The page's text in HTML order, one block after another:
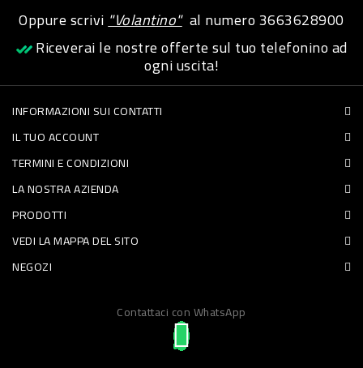
PET
FOOD
FRESCHI
PIATTI
PRONTI
E
CONDIMENTI
Oppure scrivi"Volantino"al numero3663628900
Riceverai le nostre offerte sul tuo telefonino ad
ogni uscita!
INFORMAZIONI SUI CONTATTI
IL TUO ACCOUNT
TERMINI E CONDIZIONI
LA NOSTRA AZIENDA
PRODOTTI
VEDI LA MAPPA DEL SITO
NEGOZI
Contattaci con WhatsApp